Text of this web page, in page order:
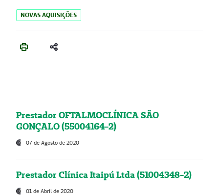
NOVAS AQUISIÇÕES
Prestador OFTALMOCLÍNICA SÃO
GONÇALO (55004164-2)
07 de Agosto de 2020
Prestador Clínica Itaipú Ltda (51004348-2)
01 de Abril de 2020